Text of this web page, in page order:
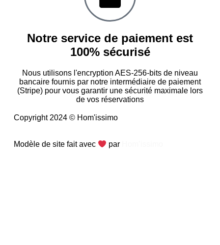
Notre service de paiement est
100% sécurisé
Nous utilisons l'encryption AES-256-bits de niveau
bancaire fournis par notre intermédiaire de paiement
(Stripe) pour vous garantir une sécurité maximale lors
de vos réservations
Copyright 2024 © Hom'issimo
Modèle de site fait avec par